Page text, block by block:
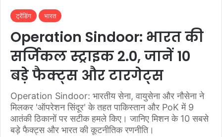
ट्रेंडिंग भारत
Operation Sindoor: भारत की
सर्जिकल स्ट्राइक 2.0, जानें 10
बड़े फैक्ट्स और टारगेट्स
Operation Sindoor: भारतीय सेना, वायुसेना और नौसेना ने
मिलकर 'ऑपरेशन सिंदूर' के तहत पाकिस्तान और PoK में 9
आतंकी ठिकानों पर सटीक हमले किए। जानिए मिशन के 10 सबसे
बड़े फैक्ट्स और भारत की कूटनीतिक रणनीति।